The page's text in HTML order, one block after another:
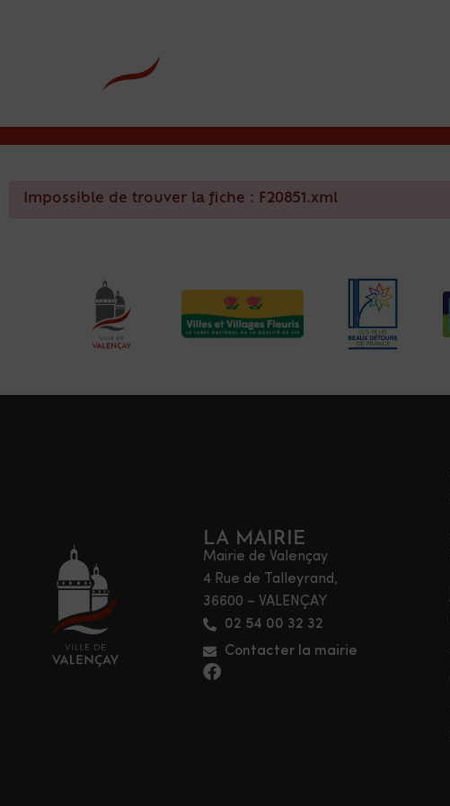
Impossible de trouver la fiche : F20851.xml
LA MAIRIE
Mairie de Valençay
4 Rue de Talleyrand,
36600 – VALENÇAY
02 54 00 32 32
Contacter la mairie